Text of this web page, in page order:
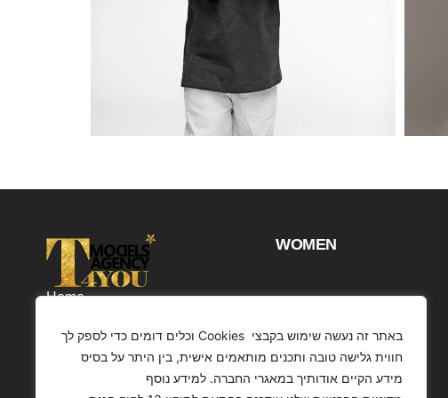
באתר זה נעשה שימוש בקבצי Cookies וכלים דומים כדי לספק לך
חווית גלישה טובה ותכנים מותאמים אישית, בין היתר על בסיס
מידע הקיים אודותיך במאגרי החברה. למידע נוסף
Home
Customers
WOMEN